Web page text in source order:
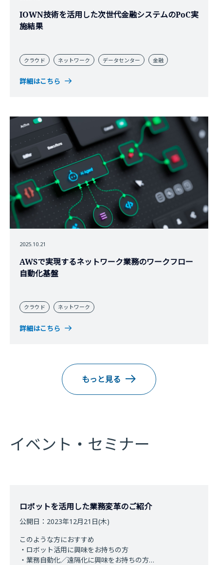
IOWN技術を活用した次世代金融システムのPoC実
施結果
クラウド ネットワーク データセンター 金融
詳細はこちら
2025.10.21
AWSで実現するネットワーク業務のワークフロー
自動化基盤
クラウド ネットワーク
詳細はこちら
もっと見る
イベント・セミナー
ロボットを活用した業務変革のご紹介
公開日：2023年12月21日(木)
このような方におすすめ
・ロボット活用に興味をお持ちの方
・業務自動化／遠隔化に興味をお持ちの方